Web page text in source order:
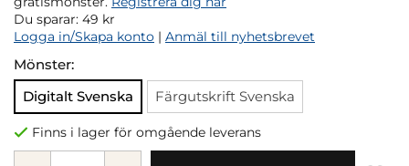
Du sparar: 49 kr
Logga in/Skapa konto | Anmäl till nyhetsbrevet
Mönster:
Digitalt Svenska
Färgutskrift Svenska
Finns i lager för omgående leverans